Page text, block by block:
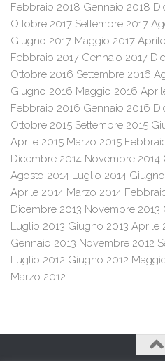
Febbraio 2018 Gennaio 2018
Ottobre 2017 Settembre 2017
Giugno 2017 Maggio 2017
Febbraio 2017 Gennaio 2017
Ottobre 2016 Settembre 2016
Giugno 2016 Maggio 2016
Febbraio 2016 Gennaio 2016
Ottobre 2015 Settembre 2015
Aprile 2015 Marzo 2015
Dicembre 2014 Novembre 2014
Agosto 2014 Luglio 2014
Aprile 2014 Marzo 2014
Dicembre 2013 Novembre 2013
Luglio 2013 Giugno 2013 Aprile
Gennaio 2013 Novembre 2012
Luglio 2012 Giugno 2012
Marzo 2012